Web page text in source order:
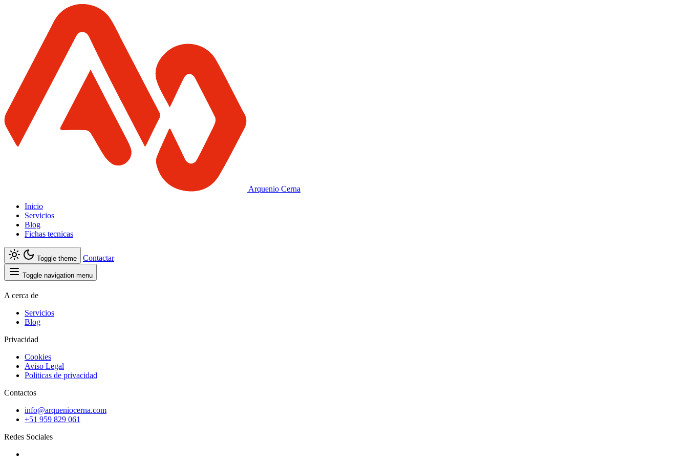
Arquenio Cerna
Inicio
Servicios
Blog
Fichas tecnicas
Toggle theme Contactar
Toggle navigation menu
A cerca de
Servicios
Blog
Privacidad
Cookies
Aviso Legal
Politicas de privacidad
Contactos
info@arqueniocerna.com
+51 959 829 061
Redes Sociales